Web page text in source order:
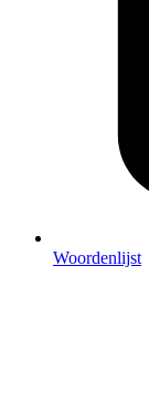
Woordenlijst